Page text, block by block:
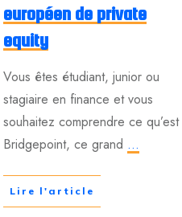
européen de private
equity
Vous êtes étudiant, junior ou
stagiaire en finance et vous
souhaitez comprendre ce qu’est
Bridgepoint, ce grand ...
Lire l'article